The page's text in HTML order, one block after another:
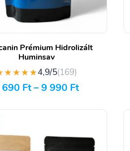
Prémium Hidrolizált
Huminsav
4,9/5(169)
690 Ft–9 990 Ft